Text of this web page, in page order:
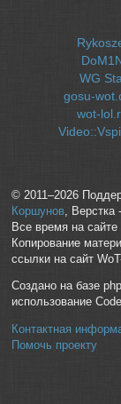
WG
gosu-
wot-
© 2011–2026
Коршунов, Верстка
Все время на сайте
Копирование
ссылки на сайт
Создано на базе
использование
Контактная
Помочь проекту